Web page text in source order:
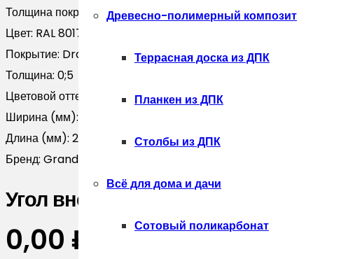
Древесно-полимерный композит
Террасная доска из ДПК
Планкен из ДПК
Столбы из ДПК
Всё для дома и дачи
Сотовый поликарбонат
Толщина покрытия, мкм:25
Цвет: RAL 8017
Покрытие: Drap
Толщина: 0;5
Цветовой оттенок:
Коричневый
Ширина (мм):
Длина (мм): 2000
Бренд: Grand Line
Угол внешний асимметричный
0,00 ₽